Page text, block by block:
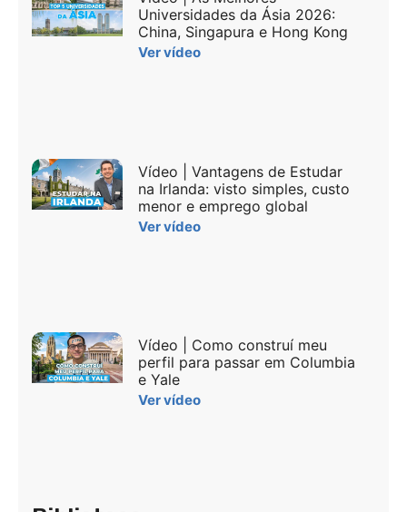
Universidades da Ásia 2026:
China, Singapura e Hong Kong
Ver vídeo
Vídeo | Vantagens de Estudar
na Irlanda: visto simples, custo
menor e emprego global
Ver vídeo
Vídeo | Como construí meu
perfil para passar em Columbia
e Yale
Ver vídeo